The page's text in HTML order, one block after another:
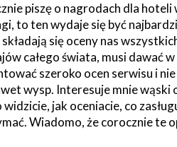
piszę o nagrodach dla
to ten wydaje się być
składają się oceny nas
całego świata, musi dawać
szeroko ocen serwisu i
wysp. Interesuje mnie wąski
widzicie, jak oceniacie, co
Wiadomo, że corocznie te